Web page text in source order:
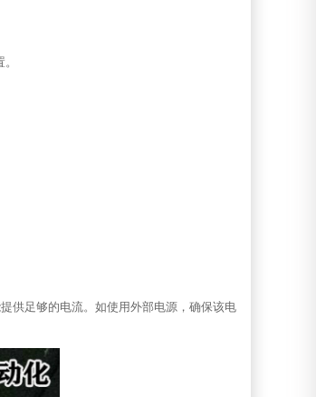
供足够的电流。如使用外部电源，确保该电